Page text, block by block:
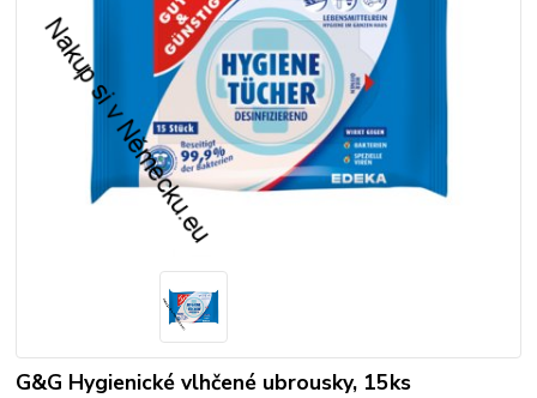
G&G Hygienické vlhčené ubrousky, 15ks